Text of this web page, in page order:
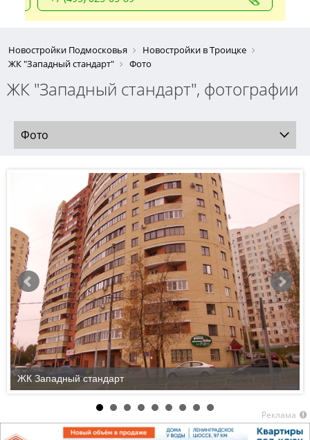
Новостройки Подмосковья
Новостройки в Троицке
ЖК "Западный стандарт"
Фото
ЖК "Западный стандарт", фотографии
Фото
ЖК Западный стандарт
Реклама